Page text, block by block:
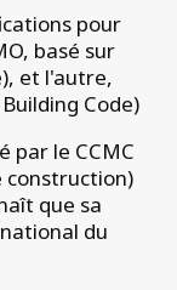
pour
basé sur
et l'autre,
Code)
par le CCMC
construction)
que sa
du